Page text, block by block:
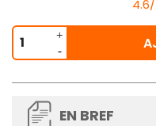
EN BREF